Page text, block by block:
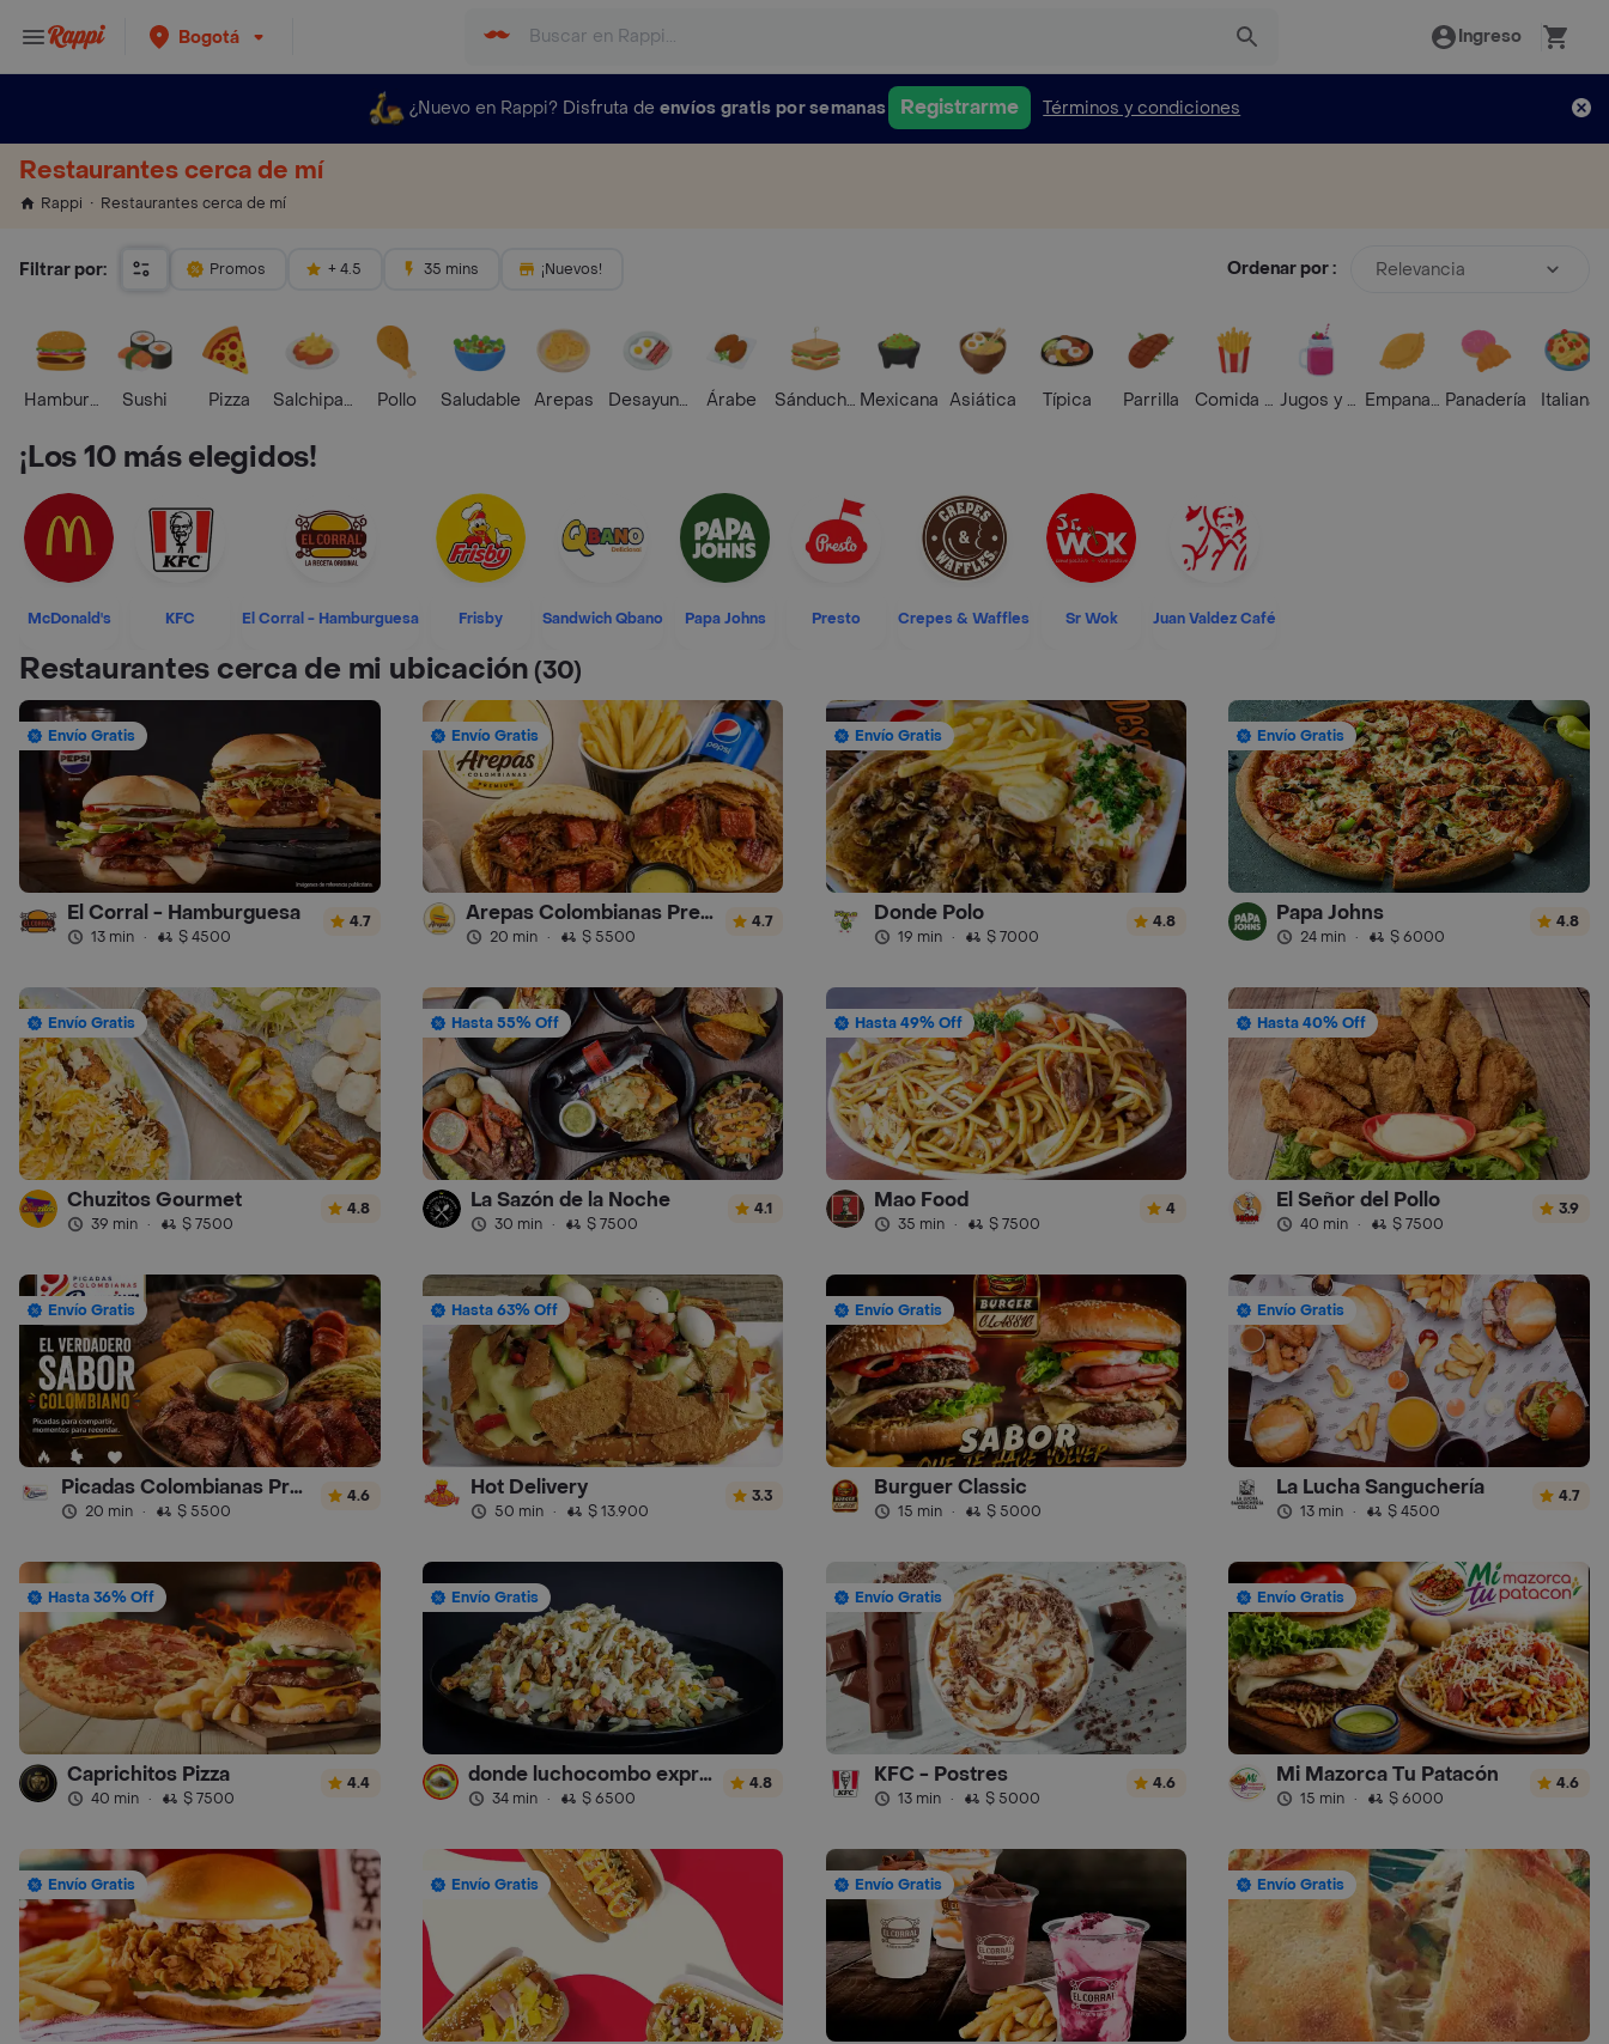
Bogotá Ingreso
¿Nuevo en Rappi? Disfruta de envíos gratis por semanas Registrarme Términos y condiciones
Restaurantes cerca de mí
Rappi Restaurantes cerca de mí
Filtrar por: Promos + 4.5 35 mins ¡Nuevos! Ordenar por : Relevancia
HamburguesaSushi Pizza Salchipapas Pollo Saludable Arepas Desayunos Árabe SánduchesMexicana Asiática Típica Parrilla Comida RápidaJugos y BatidosEmpanadasPanadería Italiana
¡Los 10 más elegidos!
McDonald's KFC El Corral - Hamburguesa Frisby Sandwich Qbano Papa Johns Presto Crepes & Waffles Sr Wok Juan Valdez Café
Restaurantes cerca de mi ubicación(30)
Envío Gratis
El Corral - Hamburguesa
13 min · $ 4500
4.7
Envío Gratis
Arepas Colombianas Premium
20 min · $ 5500
4.7
Envío Gratis
Donde Polo
19 min · $ 7000
4.8
Envío Gratis
Papa Johns
24 min · $ 6000
4.8
Envío Gratis
Chuzitos Gourmet
39 min · $ 7500
4.8
Hasta 55% Off
La Sazón de la Noche
30 min · $ 7500
4.1
Hasta 49% Off
Mao Food
35 min · $ 7500
4
Hasta 40% Off
El Señor del Pollo
40 min · $ 7500
3.9
Envío Gratis
Picadas Colombianas Premium
20 min · $ 5500
4.6
Hasta 63% Off
Hot Delivery
50 min · $ 13.900
3.3
Envío Gratis
Burguer Classic
15 min · $ 5000
Envío Gratis
La Lucha Sanguchería
13 min · $ 4500
4.7
Hasta 36% Off
Caprichitos Pizza
40 min · $ 7500
4.4
Envío Gratis
donde luchocombo express
34 min · $ 6500
4.8
Envío Gratis
KFC - Postres
13 min · $ 5000
4.6
Envío Gratis
Mi Mazorca Tu Patacón
15 min · $ 6000
4.6
Envío Gratis Envío Gratis Envío Gratis Envío Gratis